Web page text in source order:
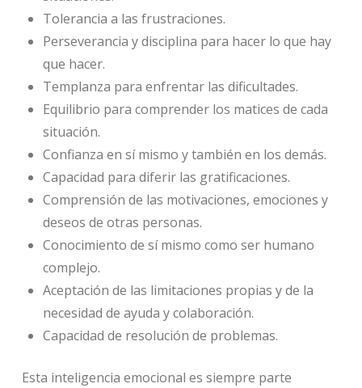
Tolerancia a las frustraciones.
Perseverancia y disciplina para hacer lo que hay
que hacer.
Templanza para enfrentar las dificultades.
Equilibrio para comprender los matices de cada
situación.
Confianza en sí mismo y también en los demás.
Capacidad para diferir las gratificaciones.
Comprensión de las motivaciones, emociones y
deseos de otras personas.
Conocimiento de sí mismo como ser humano
complejo.
Aceptación de las limitaciones propias y de la
necesidad de ayuda y colaboración.
Capacidad de resolución de problemas.
Esta inteligencia emocional es siempre parte